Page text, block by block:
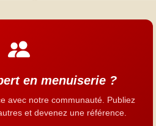
en menuiserie ?
avec notre communauté. Publiez
et devenez une référence.